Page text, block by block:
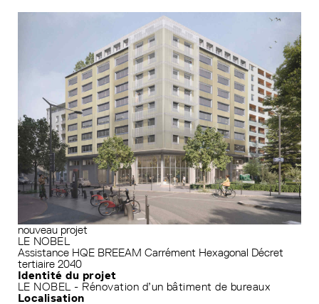
nouveau projet
LE NOBEL
Assistance HQE BREEAM Carrément Hexagonal Décret
tertiaire 2040
Identité du projet
LE NOBEL - Rénovation d’un bâtiment de bureaux
Localisation